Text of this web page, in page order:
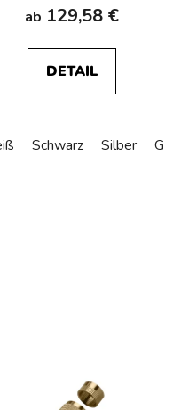
ab 129,58 €
DETAIL
Schwarz Silber